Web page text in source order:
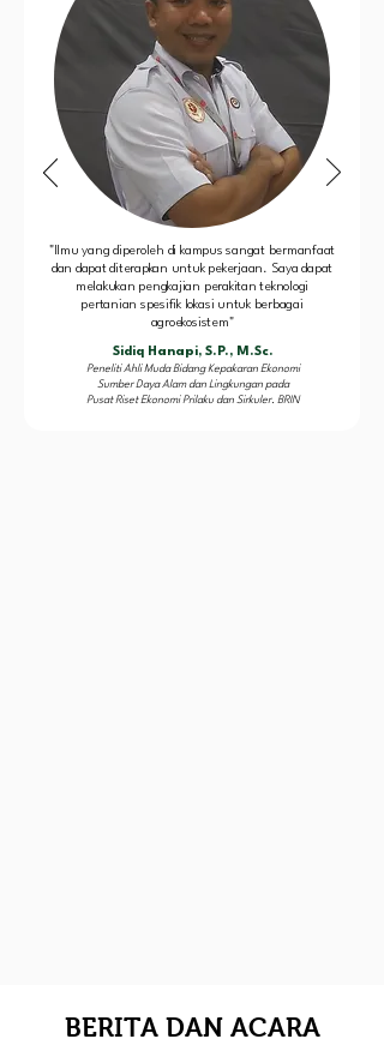
"Ilmu yang diperoleh di kampus sangat bermanfaat
dan dapat diterapkan untuk pekerjaan. Saya dapat
melakukan pengkajian perakitan teknologi
pertanian spesifik lokasi untuk berbagai
agroekosistem"
Sidiq Hanapi, S.P., M.Sc.
Peneliti Ahli Muda Bidang Kepakaran Ekonomi
Sumber Daya Alam dan Lingkungan pada
Pusat Riset Ekonomi Prilaku dan Sirkuler. BRIN
BERITA DAN ACARA